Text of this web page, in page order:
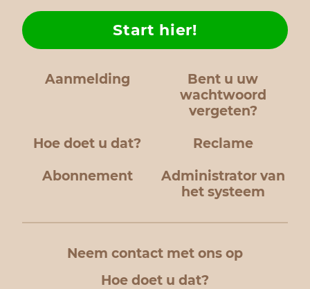
Aanmelding
Bent u uw
wachtwoord
vergeten?
Hoe doet u dat?
Start hier!
Reclame
Abonnement
Administrator van
het systeem
Neem contact met ons op
Hoe doet u dat?